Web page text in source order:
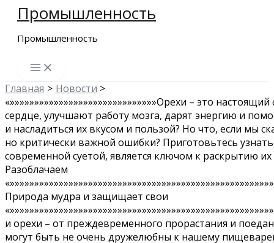
Перейти
содержимому
Промышленность
Промышленность
Главная
Новости
«»»»»»»»»»»»»»»»»»»»»»»»»»»»»»»Орехи – это
сердце, улучшают работу мозга, дарят энергию и
и насладиться их вкусом и пользой? Но что, если мы
но критически важной ошибки? Приготовьтесь
современной суетой, является ключом к раскрытию
Разоблачаем
Природа мудра и защищает свои
и орехи – от преждевременного прорастания и
могут быть не очень дружелюбны к нашему